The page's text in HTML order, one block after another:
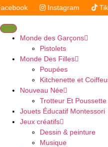
Instagram TikTok
Monde des Garçons
Pistolets
Monde Des Filles
Poupées
Kitchenette et
Nouveau Née
Trotteur Et Poussette
Jouets Éducatif Montessori
Jeux créatifs
Dessin & peinture
Musique